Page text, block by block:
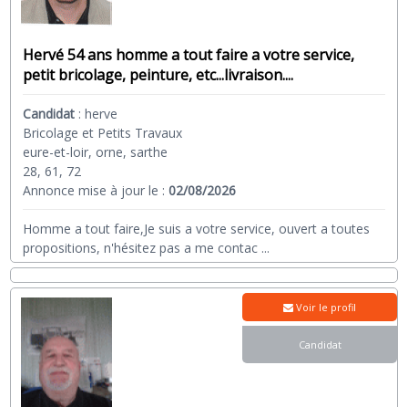
Hervé 54 ans homme a tout faire a votre service,
petit bricolage, peinture, etc...livraison....
Candidat :herve
Bricolage et Petits Travaux
eure-et-loir, orne, sarthe
28, 61, 72
Annonce mise à jour le :02/08/2026
Homme a tout faire,Je suis a votre service, ouvert a toutes
propositions, n'hésitez pas a me contac ...
Voir le profil
Candidat